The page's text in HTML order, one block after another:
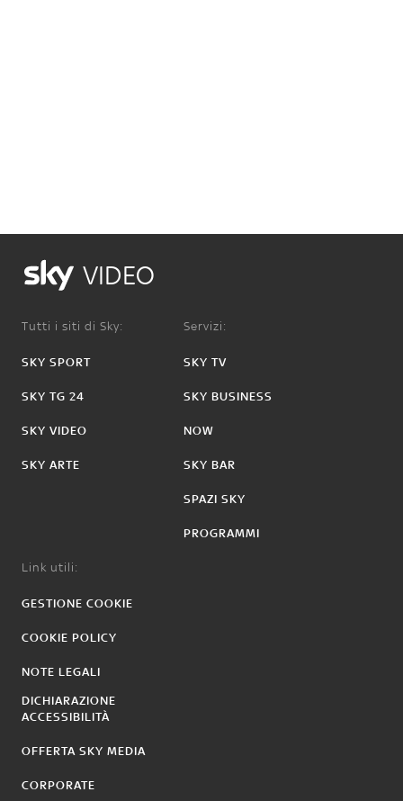
VIDEO
Tutti i siti di Sky:
SKY SPORT
SKY TG 24
SKY VIDEO
SKY ARTE
Servizi:
SKY TV
SKY BUSINESS
NOW
SKY BAR
SPAZI SKY
PROGRAMMI
Link utili:
GESTIONE COOKIE
COOKIE POLICY
NOTE LEGALI
DICHIARAZIONE
ACCESSIBILITÀ
OFFERTA SKY MEDIA
CORPORATE